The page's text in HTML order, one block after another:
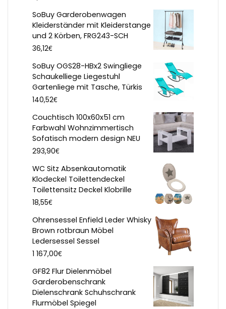
SoBuy Garderobenwagen
Kleiderständer mit Kleiderstange
und 2 Körben, FRG243-SCH
36,12€
SoBuy OGS28-HBx2 Swingliege
Schaukelliege Liegestuhl
Gartenliege mit Tasche, Türkis
140,52€
Couchtisch 100x60x51 cm
Farbwahl Wohnzimmertisch
Sofatisch modern design NEU
293,90€
WC Sitz Absenkautomatik
Klodeckel Toilettendeckel
Toilettensitz Deckel Klobrille
18,55€
Ohrensessel Enfield Leder Whisky
Brown rotbraun Möbel
Ledersessel Sessel
1 167,00€
GF82 Flur Dielenmöbel
Garderobenschrank
Dielenschrank Schuhschrank
Flurmöbel Spiegel